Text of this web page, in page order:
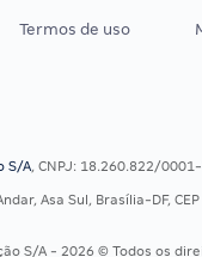
Termos de uso
S/A, CNPJ: 18.260.822/
Asa Sul, Brasília-DF,
S/A - 2026 © Todos os